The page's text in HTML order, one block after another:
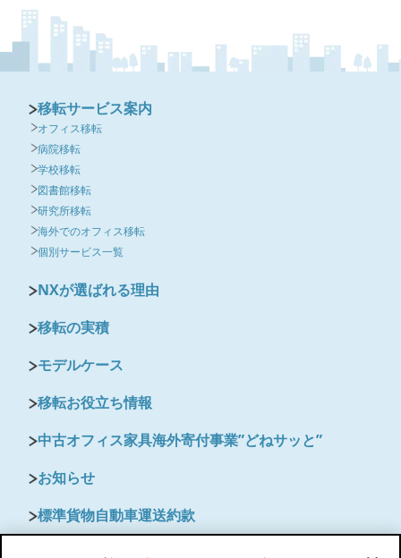
移転サービス案内
オフィス移転
病院移転
学校移転
図書館移転
研究所移転
海外でのオフィス移転
個別サービス一覧
NXが選ばれる理由
移転お役立ち情報
標準貨物自動車運送約款
移転の実積
中古オフィス家具海外寄付事業”どねサッと”
保険のご案内
モデルケース
お知らせ